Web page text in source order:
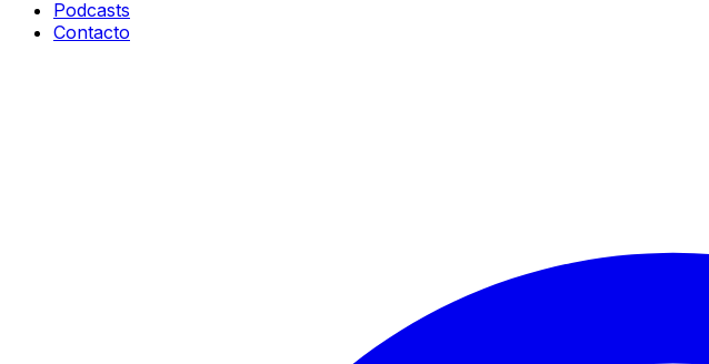
Podcasts
Contacto